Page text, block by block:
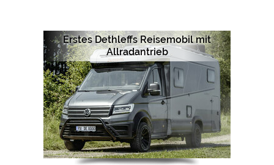
Erstes Dethleffs Reisemobil mit
Allradantrieb